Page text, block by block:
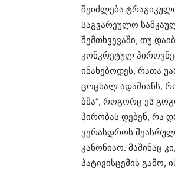
შეიძლება
საგვარეულო
შემთხვევაში, თუ
კონკრეტულ
ინახებოდეს, რათა
ცოცხალ ადამიანს,
ბმა“, როგორც ეს
პირობას დებენ, რა
ვერასდროს
კანონიაო. მაშინაც
პატივისცემის გამო,